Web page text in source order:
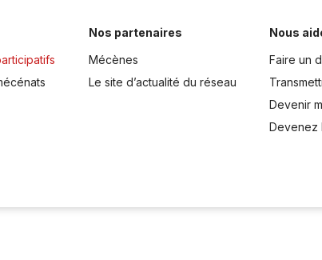
Nos partenaires
Mécènes
Le site d’actualité du réseau
Nous
Faire un
Devenir
Devenez